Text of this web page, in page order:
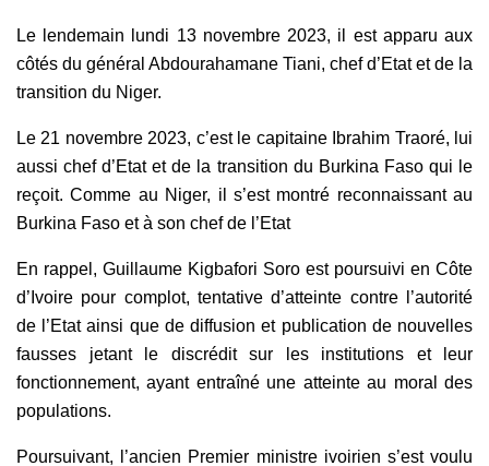
Le lendemain lundi 13 novembre 2023, il est apparu aux
côtés du général Abdourahamane Tiani, chef d’Etat et de la
transition du Niger.
Le 21 novembre 2023, c’est le capitaine Ibrahim Traoré, lui
aussi chef d’Etat et de la transition du Burkina Faso qui le
reçoit. Comme au Niger, il s’est montré reconnaissant au
Burkina Faso et à son chef de l’Etat
En rappel, Guillaume Kigbafori Soro est poursuivi en Côte
d’Ivoire pour complot, tentative d’atteinte contre l’autorité
de l’Etat ainsi que de diffusion et publication de nouvelles
fausses jetant le discrédit sur les institutions et leur
fonctionnement, ayant entraîné une atteinte au moral des
populations.
Poursuivant, l’ancien Premier ministre ivoirien s’est voulu